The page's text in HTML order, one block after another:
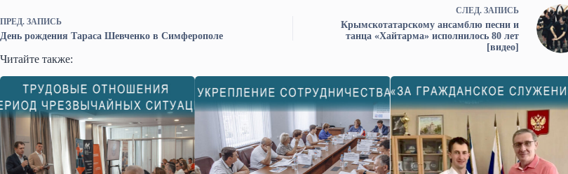
ПРЕД. ЗАПИСЬ
День рождения Тараса Шевченко в Симферополе
СЛЕД. ЗАПИСЬ
Крымскотатарскому ансамблю песни и
танца «Хайтарма» исполнилось 80 лет
[видео]
Читайте также: